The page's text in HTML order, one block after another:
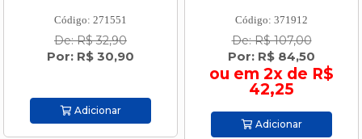
Código: 271551
De: R$ 32,90
Por: R$ 30,90
Adicionar
Código: 371912
De: R$ 107,00
Por: R$ 84,50
ou em 2x de R$
42,25
Adicionar